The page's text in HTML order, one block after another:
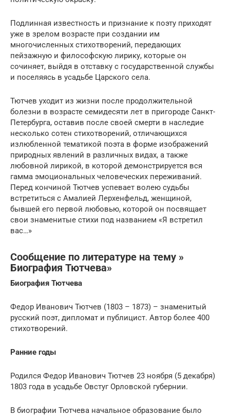
Подлинная известность и признание к поэту приходят
уже в зрелом возрасте при создании им
многочисленных стихотворений, передающих
пейзажную и философскую лирику, которые он
сочиняет, выйдя в отставку с государственной службы
и поселяясь в усадьбе Царского села.
Тютчев уходит из жизни после продолжительной
болезни в возрасте семидесяти лет в пригороде Санкт-
Петербурга, оставив после своей смерти в наследие
несколько сотен стихотворений, отличающихся
излюбленной тематикой поэта в форме изображений
природных явлений в различных видах, а также
любовной лирикой, в которой демонстрируется вся
гамма эмоциональных человеческих переживаний.
Перед кончиной Тютчев успевает волею судьбы
встретиться с Амалией Лерхенфельд, женщиной,
бывшей его первой любовью, которой он посвящает
свои знаменитые стихи под названием «Я встретил
вас…»
Сообщение по литературе на тему »
Биография Тютчева»
Биография Тютчева
Федор Иванович Тютчев (1803 – 1873) – знаменитый
русский поэт, дипломат и публицист. Автор более 400
стихотворений.
Ранние годы
Родился Федор Иванович Тютчев 23 ноября (5 декабря)
1803 года в усадьбе Овстуг Орловской губернии.
В биографии Тютчева начальное образование было